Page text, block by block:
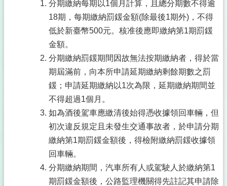
分期繳納每期以1個月計算，且總分期數不得逾
18期，每期繳納罰鍰金額(除最後1期外)，不得
低於新臺幣500元。核准後應即繳納第1期罰鍰
金額。
分期繳納罰鍰期間因故無法按期繳納者，得於當
期屆滿前，向本所申請延期繳納剩餘期數之罰
鍰；申請延期繳納以1次為限，延期繳納期間並
不得超過1個月。
如為酒後駕車應繳清後始得憑收據領回車輛，但
初次違反規定且未發生交通事故者，於申請分期
繳納第1期罰鍰金額後，得檢附繳納罰鍰收據領
回車輛。
分期繳納期間，汽車所有人或駕駛人於繳納第1
期罰鍰金額後，公路監理機關得先註記其申請除